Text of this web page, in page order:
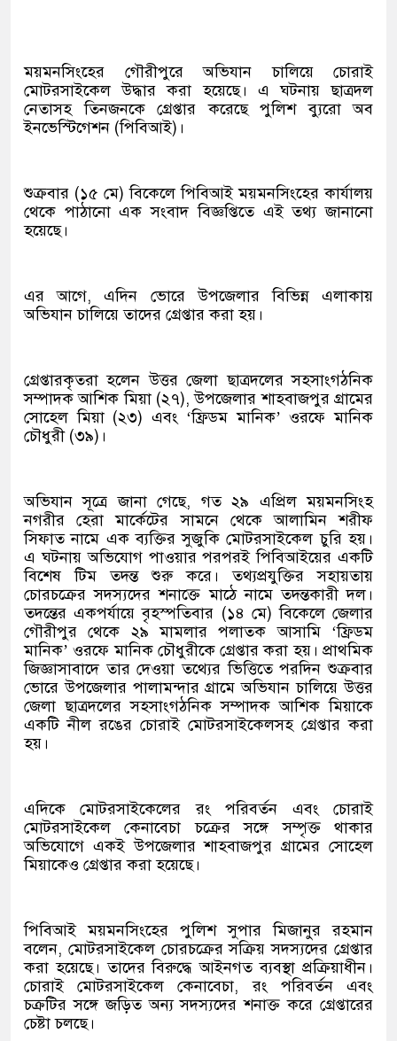
ময়মনসিংহের গৌরীপুরে অভিযান চালিয়ে চোরাই
মোটরসাইকেল উদ্ধার করা হয়েছে। এ ঘটনায় ছাত্রদল
নেতাসহ তিনজনকে গ্রেপ্তার করেছে পুলিশ ব্যুরো অব
ইনভেস্টিগেশন (পিবিআই)।
শুক্রবার (১৫ মে) বিকেলে পিবিআই ময়মনসিংহের কার্যালয়
থেকে পাঠানো এক সংবাদ বিজ্ঞপ্তিতে এই তথ্য জানানো
হয়েছে।
এর আগে, এদিন ভোরে উপজেলার বিভিন্ন এলাকায়
অভিযান চালিয়ে তাদের গ্রেপ্তার করা হয়।
গ্রেপ্তারকৃতরা হলেন উত্তর জেলা ছাত্রদলের সহসাংগঠনিক
সম্পাদক আশিক মিয়া (২৭), উপজেলার শাহবাজপুর গ্রামের
সোহেল মিয়া (২৩) এবং ‘ফ্রিডম মানিক’ ওরফে মানিক
চৌধুরী (৩৯)।
অভিযান সূত্রে জানা গেছে, গত ২৯ এপ্রিল ময়মনসিংহ
নগরীর হেরা মার্কেটের সামনে থেকে আলামিন শরীফ
সিফাত নামে এক ব্যক্তির সুজুকি মোটরসাইকেল চুরি হয়।
এ ঘটনায় অভিযোগ পাওয়ার পরপরই পিবিআইয়ের একটি
বিশেষ টিম তদন্ত শুরু করে। তথ্যপ্রযুক্তির সহায়তায়
চোরচক্রের সদস্যদের শনাক্তে মাঠে নামে তদন্তকারী দল।
তদন্তের একপর্যায়ে বৃহস্পতিবার (১৪ মে) বিকেলে জেলার
গৌরীপুর থেকে ২৯ মামলার পলাতক আসামি ‘ফ্রিডম
মানিক’ ওরফে মানিক চৌধুরীকে গ্রেপ্তার করা হয়। প্রাথমিক
জিজ্ঞাসাবাদে তার দেওয়া তথ্যের ভিত্তিতে পরদিন শুক্রবার
ভোরে উপজেলার পালামন্দার গ্রামে অভিযান চালিয়ে উত্তর
জেলা ছাত্রদলের সহসাংগঠনিক সম্পাদক আশিক মিয়াকে
একটি নীল রঙের চোরাই মোটরসাইকেলসহ গ্রেপ্তার করা
হয়।
এদিকে মোটরসাইকেলের রং পরিবর্তন এবং চোরাই
মোটরসাইকেল কেনাবেচা চক্রের সঙ্গে সম্পৃক্ত থাকার
অভিযোগে একই উপজেলার শাহবাজপুর গ্রামের সোহেল
মিয়াকেও গ্রেপ্তার করা হয়েছে।
পিবিআই ময়মনসিংহের পুলিশ সুপার মিজানুর রহমান
বলেন, মোটরসাইকেল চোরচক্রের সক্রিয় সদস্যদের গ্রেপ্তার
করা হয়েছে। তাদের বিরুদ্ধে আইনগত ব্যবস্থা প্রক্রিয়াধীন।
চোরাই মোটরসাইকেল কেনাবেচা, রং পরিবর্তন এবং
চক্রটির সঙ্গে জড়িত অন্য সদস্যদের শনাক্ত করে গ্রেপ্তারের
চেষ্টা চলছে।